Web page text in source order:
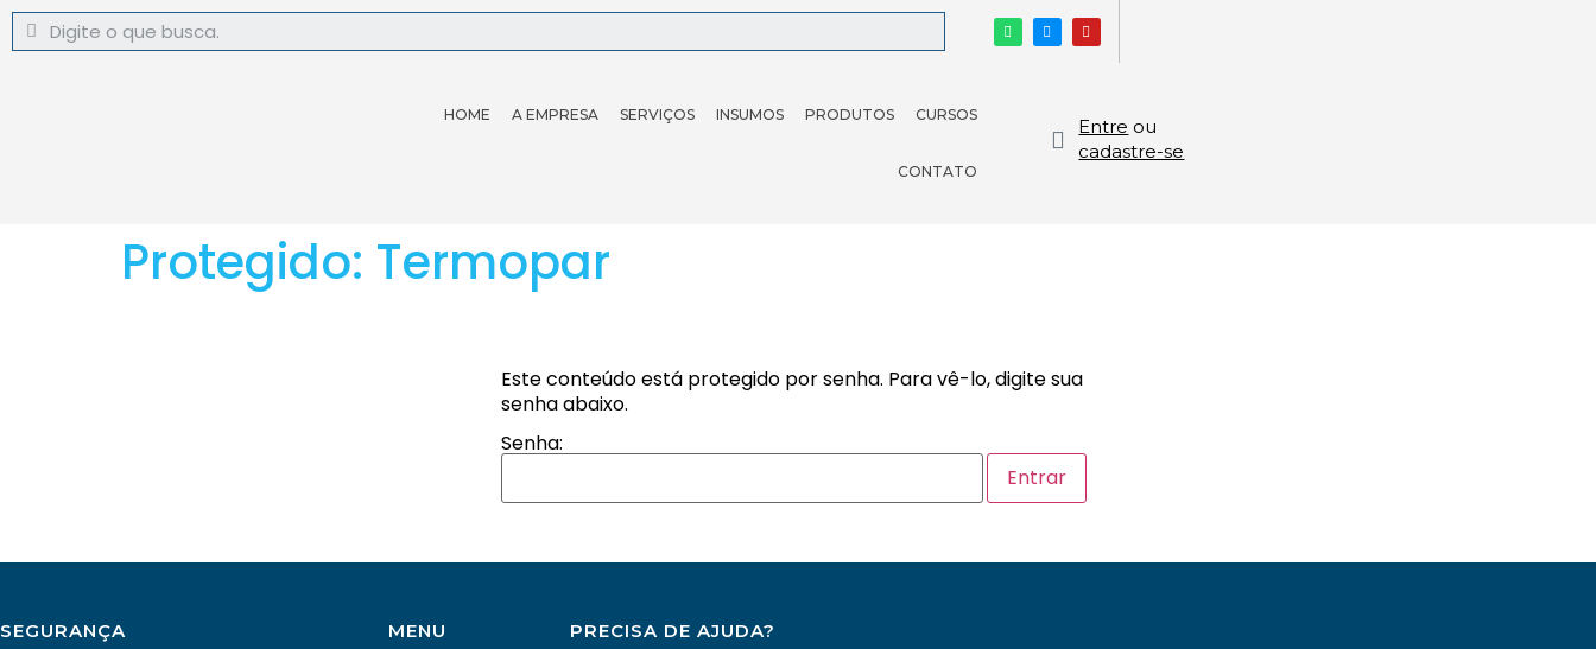
HOME A EMPRESA SERVIÇOS INSUMOS PRODUTOS CURSOS
CONTATO
Entre ou
cadastre-se
Protegido: Termopar
Este conteúdo está protegido por senha. Para vê-lo, digite sua
senha abaixo.
Senha:
SEGURANÇA
MENU
PRECISA DE AJUDA?